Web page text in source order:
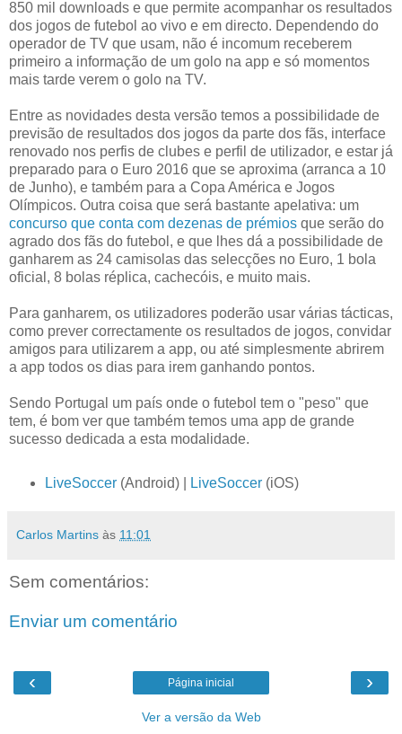
850 mil downloads e que permite acompanhar os resultados
dos jogos de futebol ao vivo e em directo. Dependendo do
operador de TV que usam, não é incomum receberem
primeiro a informação de um golo na app e só momentos
mais tarde verem o golo na TV.
Entre as novidades desta versão temos a possibilidade de
previsão de resultados dos jogos da parte dos fãs, interface
renovado nos perfis de clubes e perfil de utilizador, e estar já
preparado para o Euro 2016 que se aproxima (arranca a 10
de Junho), e também para a Copa América e Jogos
Olímpicos. Outra coisa que será bastante apelativa: um
concurso que conta com dezenas de prémios que serão do
agrado dos fãs do futebol, e que lhes dá a possibilidade de
ganharem as 24 camisolas das selecções no Euro, 1 bola
oficial, 8 bolas réplica, cachecóis, e muito mais.
Para ganharem, os utilizadores poderão usar várias tácticas,
como prever correctamente os resultados de jogos, convidar
amigos para utilizarem a app, ou até simplesmente abrirem
a app todos os dias para irem ganhando pontos.
Sendo Portugal um país onde o futebol tem o "peso" que
tem, é bom ver que também temos uma app de grande
sucesso dedicada a esta modalidade.
LiveSoccer(Android) | LiveSoccer(iOS)
Carlos Martins às 11:01
Sem comentários:
Enviar um comentário
‹ ›
Página inicial
Ver a versão da Web